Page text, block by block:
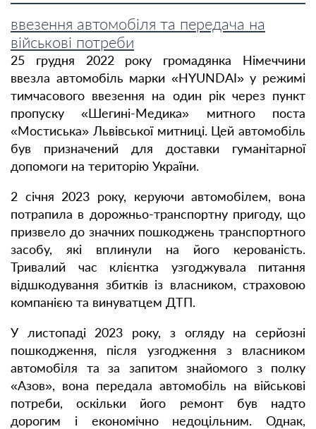
ввезення автомобіля та передача на
військові потреби
25 грудня 2022 року громадянка Німеччини
ввезла автомобіль марки «HYUNDAI» у режимі
тимчасового ввезення на один рік через пункт
пропуску «Шегині-Медика» митного поста
«Мостиська» Львівської митниці. Цей автомобіль
був призначений для доставки гуманітарної
допомоги на територію України.
2 січня 2023 року, керуючи автомобілем, вона
потрапила в дорожньо-транспортну пригоду, що
призвело до значних пошкоджень транспортного
засобу, які вплинули на його керованість.
Тривалий час клієнтка узгоджувала питання
відшкодування збитків із власником, страховою
компанією та винуватцем ДТП.
У листопаді 2023 року, з огляду на серйозні
пошкодження, після узгодження з власником
автомобіля та за запитом знайомого з полку
«Азов», вона передала автомобіль на військові
потреби, оскільки його ремонт був надто
дорогим і економічно недоцільним. Однак,